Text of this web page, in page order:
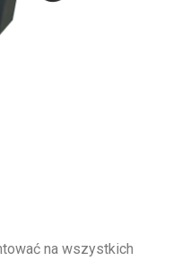
na wszystkich